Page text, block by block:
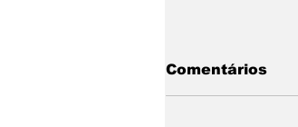
Comentários